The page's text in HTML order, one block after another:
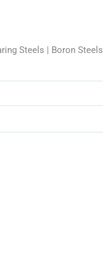
Steels | Boron Steels